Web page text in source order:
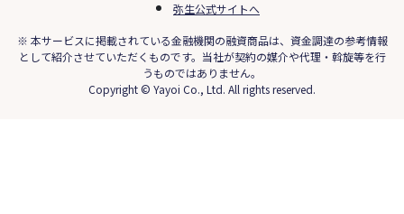
弥生公式サイトへ
※ 本サービスに掲載されている金融機関の融資商品は、資金調達の参考情報
として紹介させていただくものです。当社が契約の媒介や代理・斡旋等を行
うものではありません。
Copyright © Yayoi Co., Ltd. All rights reserved.